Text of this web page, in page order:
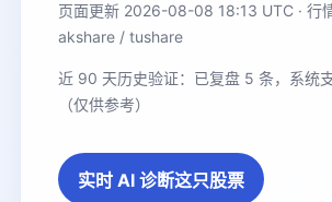
页面更新 2026-08-08 18:13 UTC · 行
akshare / tushare
近 90 天历史验证：已复盘 5 条，系统
（仅供参考）
实时 AI 诊断这只股票